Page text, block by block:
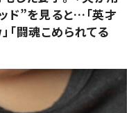
ド”を見ると…「英才
闘魂こめられてる